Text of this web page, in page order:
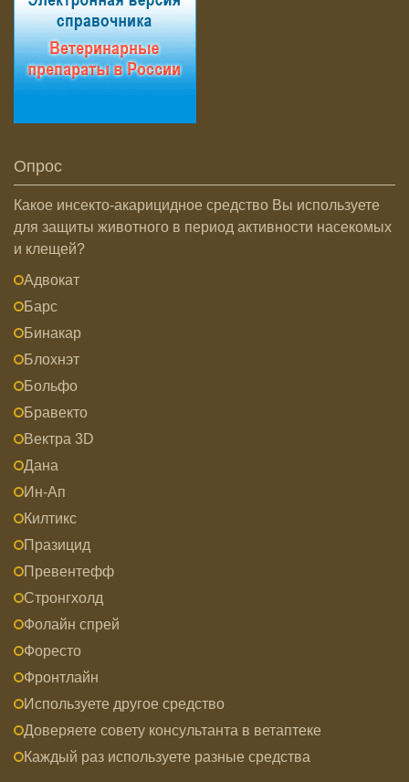
Опрос
Какое инсекто-акарицидное средство Вы используете
для защиты животного в период активности насекомых
и клещей?
Адвокат
Барс
Бинакар
Блохнэт
Больфо
Бравекто
Вектра 3D
Дана
Ин-Ап
Килтикс
Празицид
Превентефф
Стронгхолд
Фолайн спрей
Форесто
Фронтлайн
Используете другое средство
Доверяете совету консультанта в ветаптеке
Каждый раз используете разные средства